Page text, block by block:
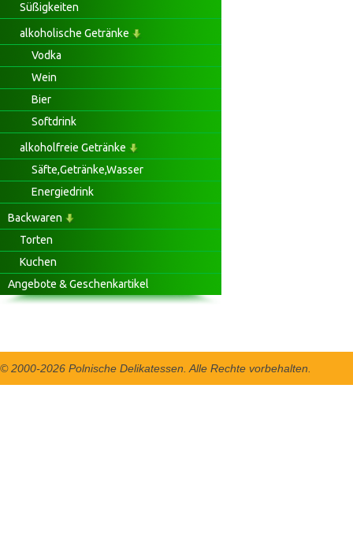
Süßigkeiten
alkoholische Getränke
Vodka
Wein
Bier
Softdrink
alkoholfreie Getränke
Säfte,Getränke,Wasser
Energiedrink
Backwaren
Torten
Kuchen
Angebote & Geschenkartikel
© 2000-2026 Polnische Delikatessen. Alle Rechte vorbehalten.